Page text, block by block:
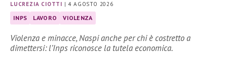
LUCREZIA CIOTTI |4 AGOSTO 2026
INPS LAVORO VIOLENZA
Violenza e minacce, Naspi anche per chi è costretto a
dimettersi: l’Inps riconosce la tutela economica.